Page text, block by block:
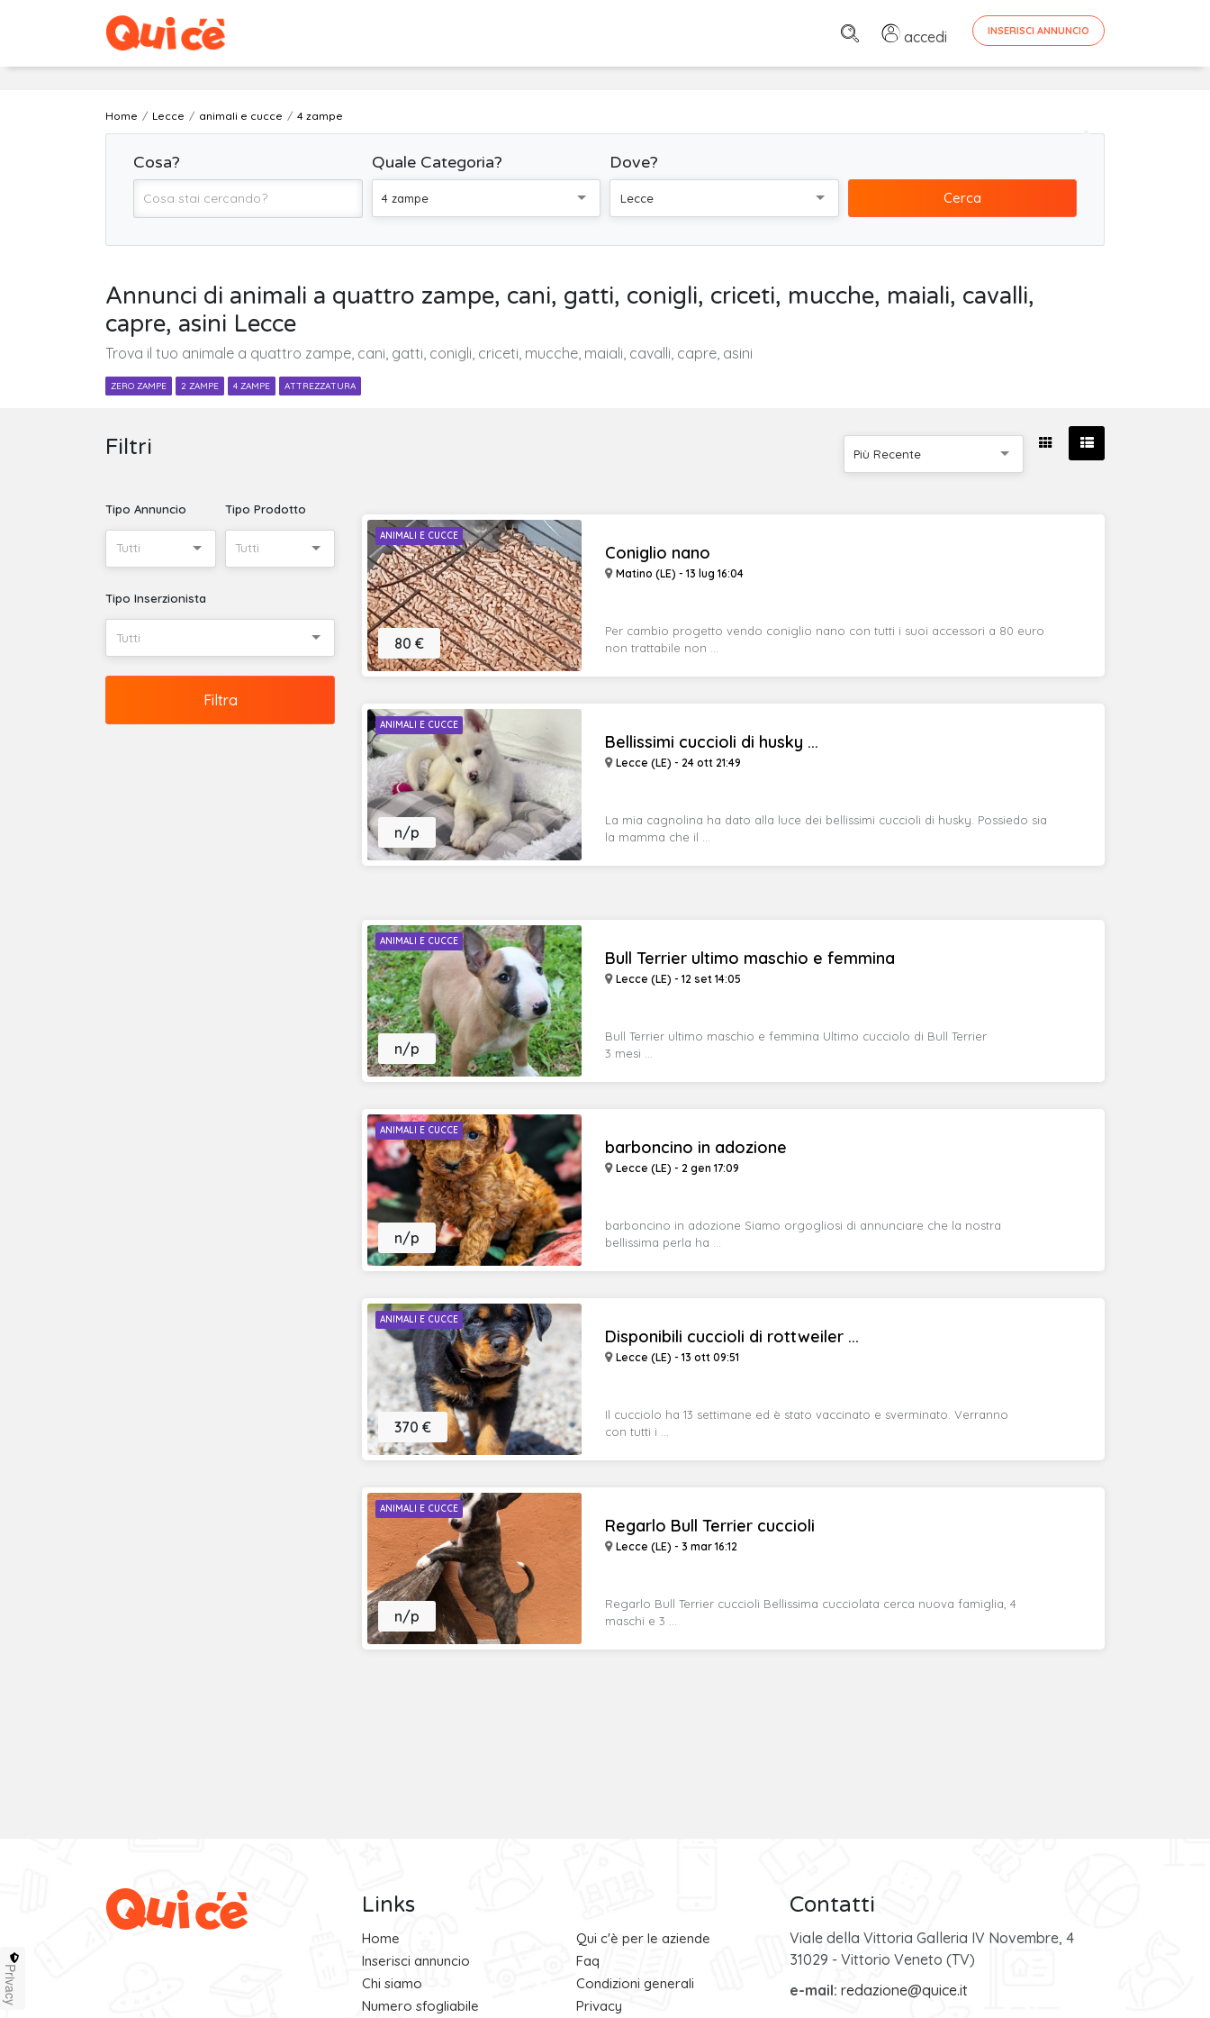
accedi INSERISCI ANNUNCIO
Home Lecce animali e cucce 4 zampe
Cosa? Quale Categoria?
4 zampe
Dove?
Lecce Cerca
Annunci di animali a quattro zampe, cani, gatti, conigli, criceti, mucche, maiali, cavalli,
capre, asini Lecce
Trova il tuo animale a quattro zampe, cani, gatti, conigli, criceti, mucche, maiali, cavalli, capre, asini
ZERO ZAMPE 2 ZAMPE 4 ZAMPE ATTREZZATURA
Filtri
Tipo Annuncio
Tutti
Tipo Prodotto
Tutti
Tipo Inserzionista
Tutti
Filtra
Più Recente
ANIMALI E CUCCE
Coniglio nano
Matino (LE) - 13 lug 16:04
80 €
Per cambio progetto vendo coniglio nano con tutti i suoi accessori a 80 euro
non trattabile non ...
ANIMALI E CUCCE
Bellissimi cuccioli di husky ...
Lecce (LE) - 24 ott 21:49
n/p
La mia cagnolina ha dato alla luce dei bellissimi cuccioli di husky. Possiedo sia
la mamma che il ...
ANIMALI E CUCCE
Bull Terrier ultimo maschio e femmina
Lecce (LE) - 12 set 14:05
n/p
Bull Terrier ultimo maschio e femmina Ultimo cucciolo di Bull Terrier
3 mesi ...
ANIMALI E CUCCE
barboncino in adozione
Lecce (LE) - 2 gen 17:09
n/p
barboncino in adozione Siamo orgogliosi di annunciare che la nostra
bellissima perla ha ...
ANIMALI E CUCCE
Disponibili cuccioli di rottweiler ...
Lecce (LE) - 13 ott 09:51
370 €
Il cucciolo ha 13 settimane ed è stato vaccinato e sverminato. Verranno
con tutti i ...
ANIMALI E CUCCE
Regarlo Bull Terrier cuccioli
Lecce (LE) - 3 mar 16:12
n/p
Regarlo Bull Terrier cuccioli Bellissima cucciolata cerca nuova famiglia, 4
maschi e 3 ...
Links
Home
Inserisci annuncio
Chi siamo
Numero sfogliabile
Qui c'è per le aziende
Faq
Condizioni generali
Privacy
Contatti
Viale della Vittoria Galleria IV Novembre, 4
31029 - Vittorio Veneto (TV)
e-mail: redazione@quice.it
Privacy